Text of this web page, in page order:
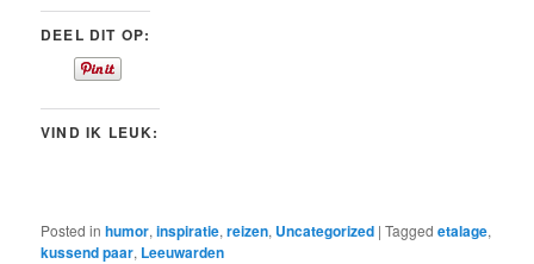
DEEL DIT OP:
VIND IK LEUK:
Posted in humor,inspiratie,reizen, Uncategorized |Tagged etalage,
kussend paar, Leeuwarden